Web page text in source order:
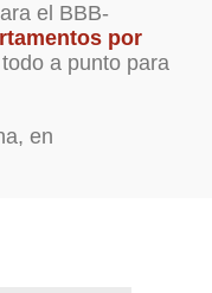
el BBB-
por
a punto para
en